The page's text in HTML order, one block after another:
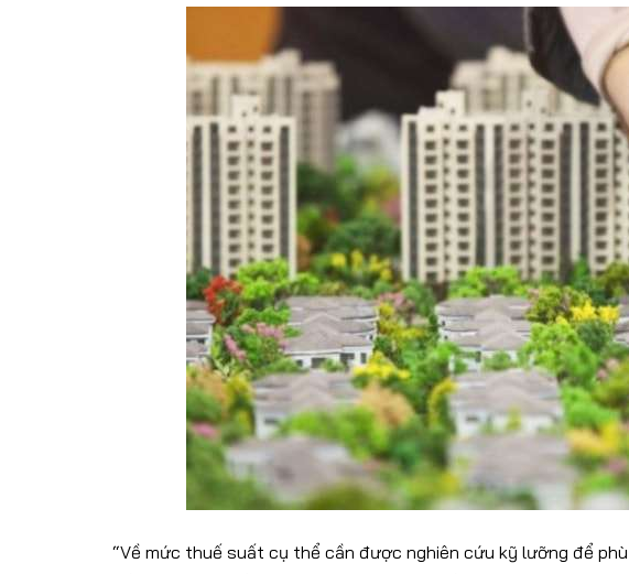
“Về mức thuế suất cụ thể cần được nghiên cứu kỹ lưỡng để